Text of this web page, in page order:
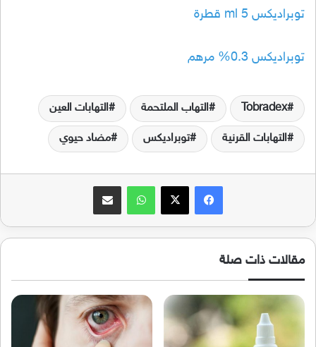
توبراديكس 5 ml قطرة
توبراديكس 0.3% مرهم
Tobradex التهاب الملتحمة التهابات العين
التهابات القرنية توبراديكس مضاد حيوي
فيسبوك واتساب
مقالات ذات صلة